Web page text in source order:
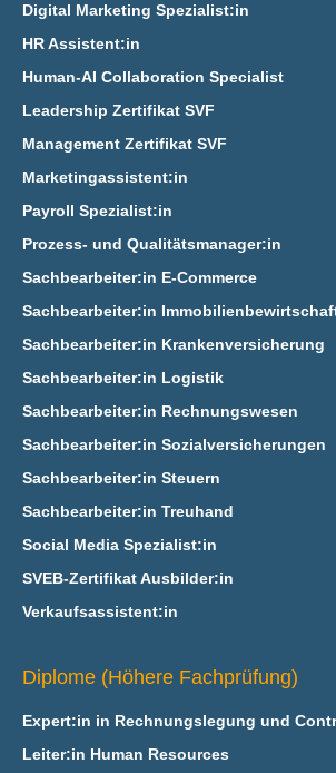
Digital Marketing Spezialist:in
HR Assistent:in
Human-AI Collaboration Specialist
Leadership Zertifikat SVF
Management Zertifikat SVF
Marketingassistent:in
Payroll Spezialist:in
Prozess- und Qualitätsmanager:in
Sachbearbeiter:in E‑Commerce
Sachbearbeiter:in
Sachbearbeiter:in Krankenversicherung
Sachbearbeiter:in Logistik
Sachbearbeiter:in Rechnungswesen
Sachbearbeiter:in Sozialversicherungen
Sachbearbeiter:in Steuern
Sachbearbeiter:in Treuhand
Social Media Spezialist:in
SVEB-Zertifikat Ausbilder:in
Verkaufsassistent:in
Diplome (Höhere Fachprüfung)
Expert:in in Rechnungslegung und
Leiter:in Human Resources